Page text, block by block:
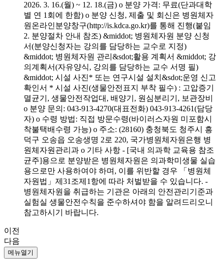
2026. 3. 16.(월) ~ 12. 18.(금) o 분양 가격: 무료(단과대학
별 연 1회에 한함) o 분양 신청, 제출 및 회신은 병원체자
원온라인분양창구(http://is.kdca.go.kr)를 통해 진행(붙임
2. 분양절차 안내 참조) &middot; 병원체자원 분양 신청
서(분양신청자는 강의를 담당하는 교수로 지정)
&middot; 병원체자원 관리&sdot;활용 계획서 &middot; 강
의계획서(자유양식, 강의를 담당하는 교수 서명 필)
&middot; 시설 사진* 또는 연구시설 설치&sdot;운영 신고
확인서 * 시설 사진(생물안전표지 부착 필수) : 고압증기
멸균기, 생물안전작업대, 배양기, 원심분리기, 보관장비
o 분양 문의: 043-913-4270(대표전화) 043-913-4261(담당
자) o 수령 방법: 직접 방문수령(바이러스자원 미포함시
착불택배수령 가능) o 주소: (28160) 충청북도 청주시 흥
덕구 오송읍 오송생명 2로 220, 국가병원체자원은행 병
원체자원관리과 o 기타 사항 - [국내 의과학 교육용 참조
균주]용으로 분양받은 병원체자원은 의과학미생물 실습
용으로만 사용하여야 하며, 이를 위반할 경우 「병원체
자원법」제31조제1항에 따라 처벌받을 수 있습니다. -
병원체자원을 취급하는 기관은 아래의 안전관리기준과
실험실 생물안전수칙을 준수하셔야 함을 알려드리오니
참고하시기 바랍니다.
이전
다음
메뉴열기